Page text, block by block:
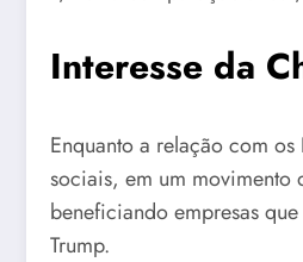
Interesse da
Enquanto a relação com
sociais, em um movimento
beneficiando empresas
Trump.